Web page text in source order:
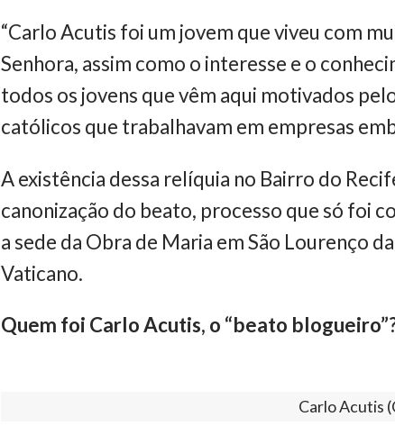
“Carlo Acutis foi um jovem que viveu com
Senhora, assim como o interesse e o
todos os jovens que vêm aqui motivados
católicos que trabalhavam em empresas
A existência dessa relíquia no Bairro do
canonização do beato, processo que só foi
a sede da Obra de Maria em São Lourenço
Vaticano.
Quem foi Carlo Acutis, o “beato
Carlo Acutis